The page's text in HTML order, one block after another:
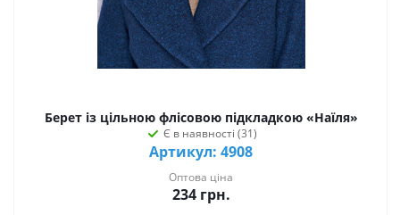
Берет із цільною флісовою підкладкою «Наїля»
Є в наявності (31)
Артикул: 4908
Оптова ціна
234грн.